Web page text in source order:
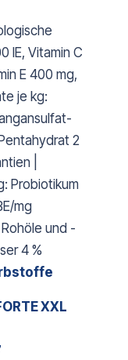
IE, Vitamin C
E 400 mg,
je kg:
2
|
Probiotikum
mg
und -
4 %
XXL